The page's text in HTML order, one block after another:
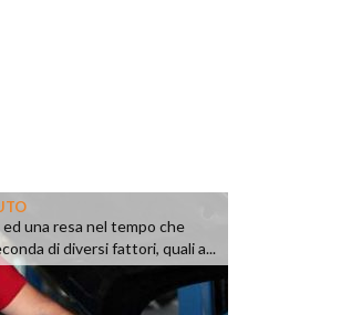
una resa nel tempo che
di diversi fattori, quali a...